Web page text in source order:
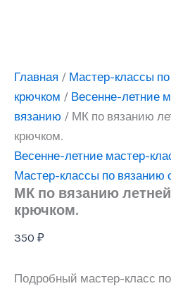
Главная / Мастер-классы
крючком / Весенне-летние
вязанию / МК по вязанию
крючком.
Весенне-летние мастер-
Мастер-классы по вязанию
МК по вязанию
крючком.
350 ₽
Подробный мастер-класс